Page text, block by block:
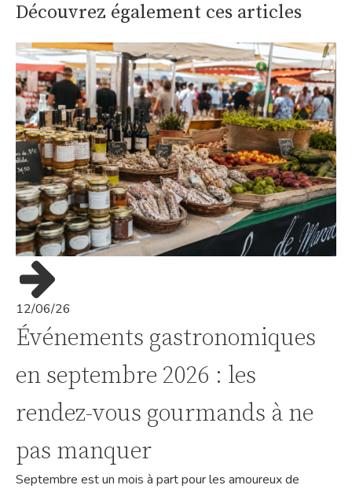
Découvrez également ces articles
12/06/26
Événements gastronomiques
en septembre 2026 : les
rendez-vous gourmands à ne
pas manquer
Septembre est un mois à part pour les amoureux de